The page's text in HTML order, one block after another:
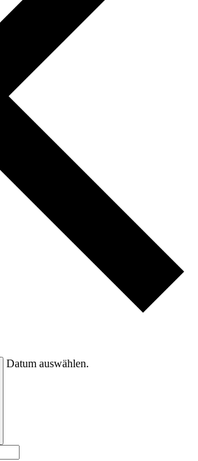
Datum auswählen.